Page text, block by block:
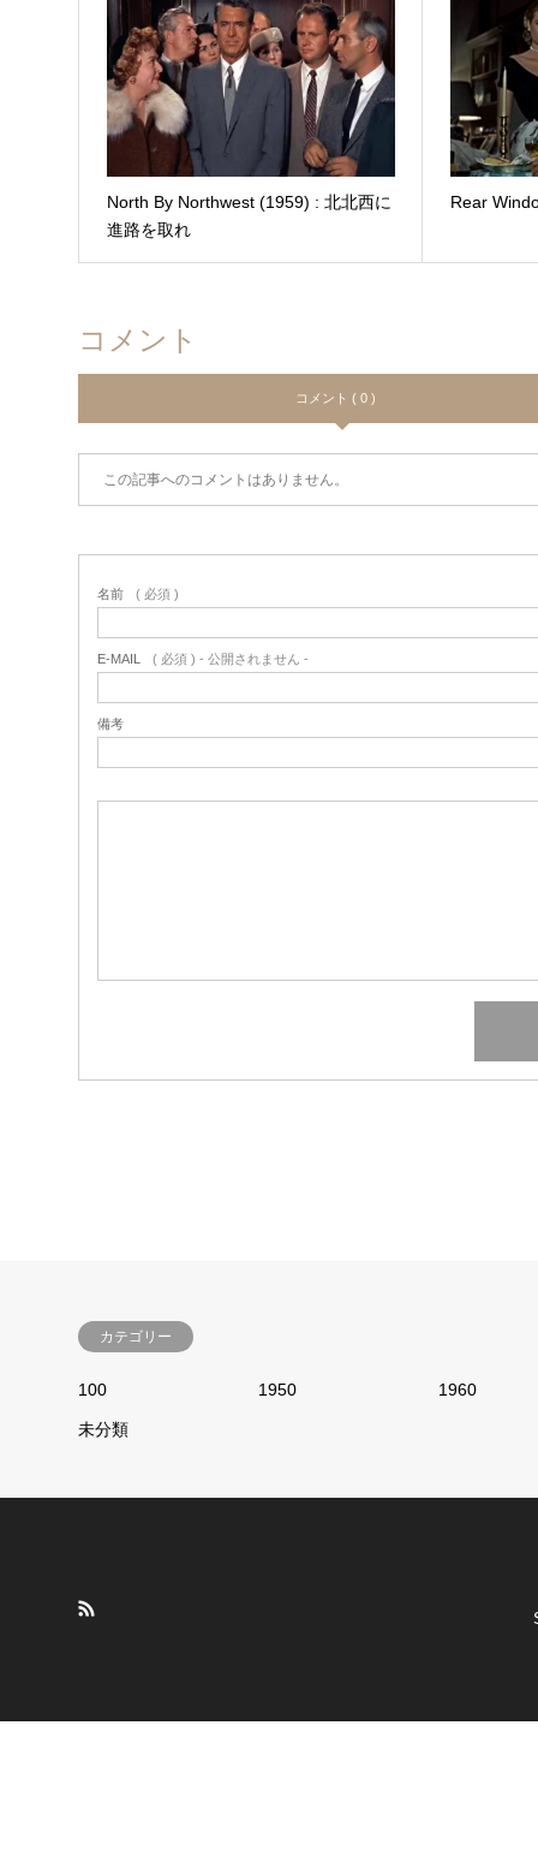
North By Northwest (1959) : 北北西に
進路を取れ
Rear
コメント
コメント ( 0 )
この記事へのコメントはありません。
名前 ( 必須 )
E-MAIL ( 必須 ) - 公開されません -
備考
カテゴリー
100 1950 1960
未分類